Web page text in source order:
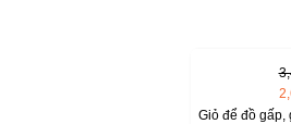
Giỏ để đồ gấp,